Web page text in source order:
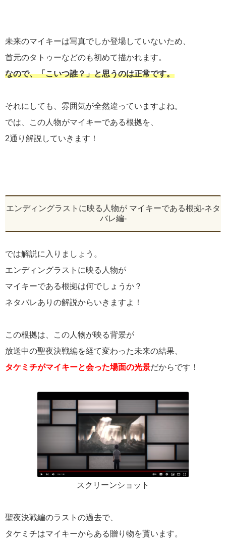
未来のマイキーは写真でしか登場していないため、
首元のタトゥーなどのも初めて描かれます。
なので、「こいつ誰？」と思うのは正常です。
それにしても、雰囲気が全然違っていますよね。
では、この人物がマイキーである根拠を、
2通り解説していきます！
エンディングラストに映る人物が マイキーである根拠-ネタ
バレ編-
では解説に入りましょう。
エンディングラストに映る人物が
マイキーである根拠は何でしょうか？
ネタバレありの解説からいきますよ！
この根拠は、この人物が映る背景が
放送中の聖夜決戦編を経て変わった未来の結果、
タケミチがマイキーと会った場面の光景だからです！
スクリーンショット
聖夜決戦編のラストの過去で、
タケミチはマイキーからある贈り物を貰います。